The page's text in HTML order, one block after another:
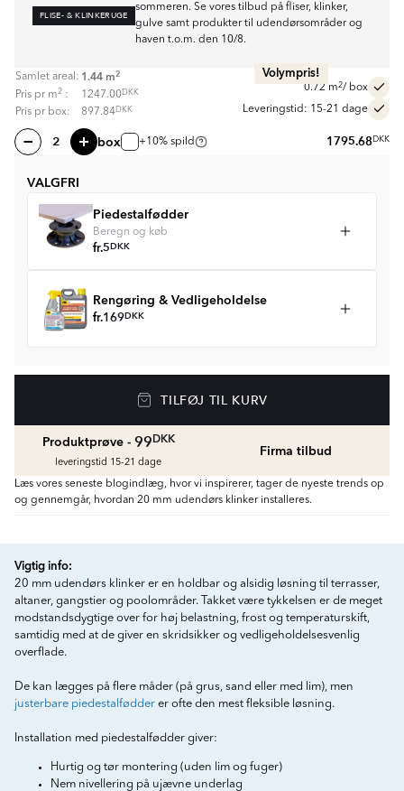
FLISE- & KLINKERUGE
sommeren. Se vores tilbud på fliser, klinker,
gulve samt produkter til udendørsområder og
haven t.o.m. den 10/8.
Samlet areal: 1.44 m2
Pris pr m 2 : 1247.00DKK
Pris pr box: 897.84DKK
Volympris!
0.72m2/ box
Leveringstid: 15-21 dage
box +10% spild 1795.68 DKK
VALGFRI
Piedestalfødder
Beregn og køb
fr.5DKK
Rengøring & Vedligeholdelse
fr.169DKK
TILFØJ TIL KURV
Produktprøve - 99DKK
leveringstid 15-21 dage
Firma tilbud
Læs vores seneste blogindlæg, hvor vi inspirerer, tager de nyeste trends op
og gennemgår, hvordan 20 mm udendørs klinker installeres.
Vigtig info:
20 mm udendørs klinker er en holdbar og alsidig løsning til terrasser,
altaner, gangstier og poolområder. Takket være tykkelsen er de meget
modstandsdygtige over for høj belastning, frost og temperaturskift,
samtidig med at de giver en skridsikker og vedligeholdelsesvenlig
overflade.
De kan lægges på flere måder (på grus, sand eller med lim), men
justerbare piedestalfødder er ofte den mest fleksible løsning.
Installation med piedestalfødder giver:
Hurtig og tør montering (uden lim og fuger)
Nem nivellering på ujævne underlag